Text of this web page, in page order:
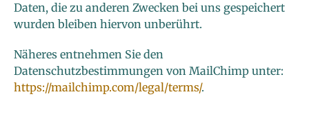
Daten, die zu anderen Zwecken bei uns gespeichert
wurden bleiben hiervon unberührt.
Näheres entnehmen Sie den
Datenschutzbestimmungen von MailChimp unter:
https://mailchimp.com/legal/terms/.